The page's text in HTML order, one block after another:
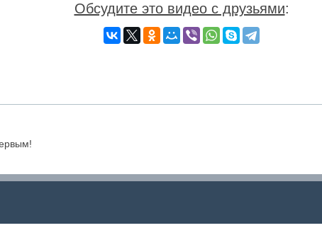
Обсудите это видео с друзьями: